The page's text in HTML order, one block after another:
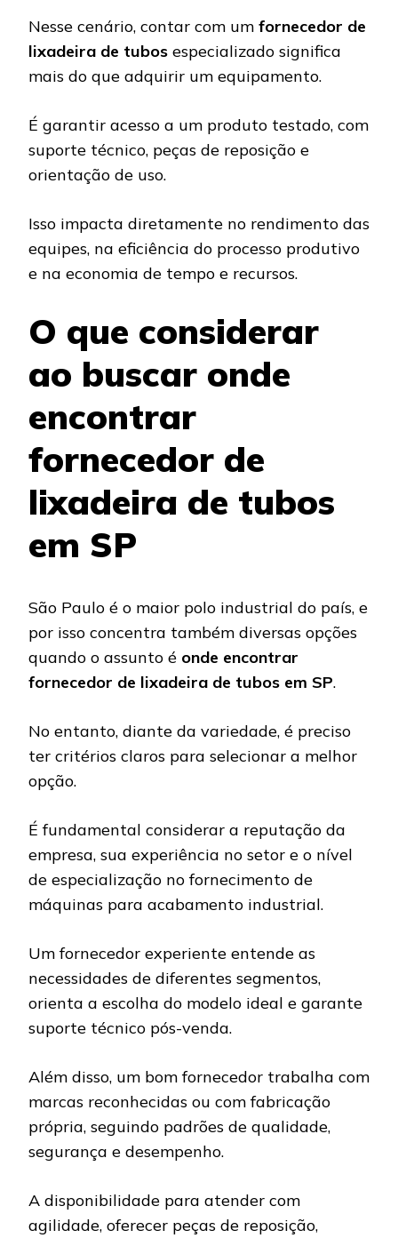
Nesse cenário, contar com um fornecedor de
lixadeira de tubos especializado significa
mais do que adquirir um equipamento.
É garantir acesso a um produto testado, com
suporte técnico, peças de reposição e
orientação de uso.
Isso impacta diretamente no rendimento das
equipes, na eficiência do processo produtivo
e na economia de tempo e recursos.
O que considerar
ao buscar onde
encontrar
fornecedor de
lixadeira de tubos
em SP
São Paulo é o maior polo industrial do país, e
por isso concentra também diversas opções
quando o assunto é onde encontrar
fornecedor de lixadeira de tubos em SP.
No entanto, diante da variedade, é preciso
ter critérios claros para selecionar a melhor
opção.
É fundamental considerar a reputação da
empresa, sua experiência no setor e o nível
de especialização no fornecimento de
máquinas para acabamento industrial.
Um fornecedor experiente entende as
necessidades de diferentes segmentos,
orienta a escolha do modelo ideal e garante
suporte técnico pós-venda.
Além disso, um bom fornecedor trabalha com
marcas reconhecidas ou com fabricação
própria, seguindo padrões de qualidade,
segurança e desempenho.
A disponibilidade para atender com
agilidade, oferecer peças de reposição,